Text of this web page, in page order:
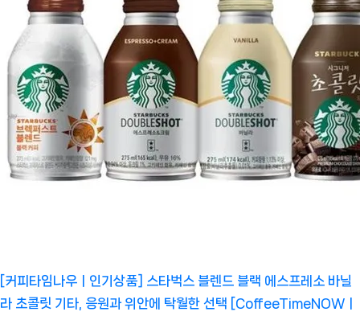
[커피타임나우ㅣ인기상품] 스타벅스 블렌드 블랙 에스프레소 바닐
라 초콜릿 기타, 응원과 위안에 탁월한 선택 [CoffeeTimeNOWㅣ